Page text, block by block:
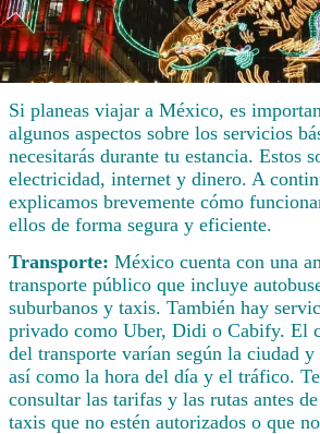
Si planeas viajar a México, es
algunos aspectos sobre los servicios
necesitarás durante tu estancia. Estos
electricidad, internet y dinero. A
explicamos brevemente cómo
ellos de forma segura y eficiente.
Transporte: México cuenta con una
transporte público que incluye
suburbanos y taxis. También hay
privado como Uber, Didi o Cabify. El
del transporte varían según la ciudad
así como la hora del día y el tráfico.
consultar las tarifas y las rutas antes
taxis que no estén autorizados o que